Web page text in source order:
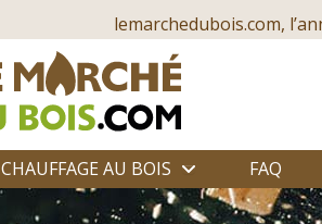
lemarchedubois.com,
CHAUFFAGE AU BOIS FAQ